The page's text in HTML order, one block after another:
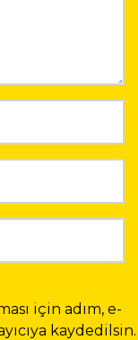
için adım, e-
kaydedilsin.